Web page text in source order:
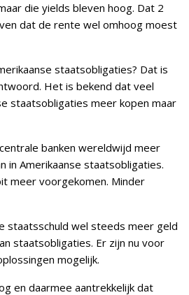
die yields bleven hoog. Dat 2
dat de rente wel omhoog moest
staatsobligaties? Dat is
Het is bekend dat veel
staatsobligaties meer kopen maar
banken wereldwijd meer
in Amerikaanse staatsobligaties.
meer voorgekomen. Minder
staatsschuld wel steeds meer geld
staatsobligaties. Er zijn nu voor
mogelijk.
en daarmee aantrekkelijk dat